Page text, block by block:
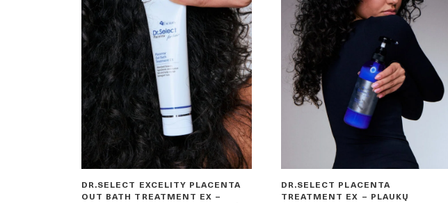
DR.SELECT EXCELITY PLACENTA
OUT BATH TREATMENT EX –
DR.SELECT PLACENTA
TREATMENT EX – PLAUKŲ